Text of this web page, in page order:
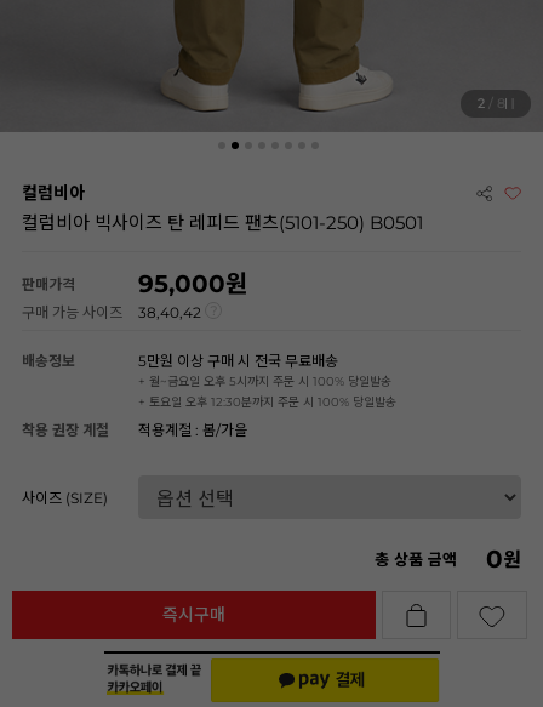
2 / 8
컬럼비아
컬럼비아 빅사이즈 탄 레피드 팬츠(5101-250) B0501
판매가격 95,000
구매 가능 사이즈 38,40,42
배송정보 5만원 이상 구매 시 전국 무료배송
+ 월~금요일 오후 5시까지 주문 시 100% 당일발송
+ 토요일 오후 12:30분까지 주문 시 100% 당일발송
착용 권장 계절 적용계절 : 봄/가을
사이즈 (SIZE)
총 상품 금액 0원
즉시구매